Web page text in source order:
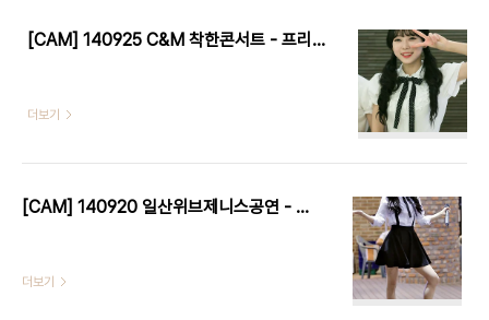
[CAM] 140925 C&M 착한콘서트 - 프리츠 by W
더보기
[CAM] 140920 일산위브제니스공연 - 프리츠 by W
더보기